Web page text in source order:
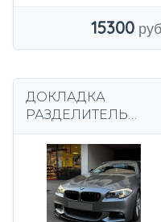
15300
ДОКЛАДКА
РАЗДЕЛИТЕЛЬ
ПАКЕТ ГЛЯНЦЕВ